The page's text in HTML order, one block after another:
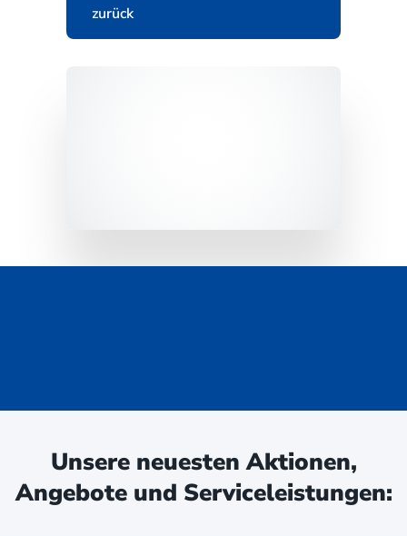
zurück
Unsere neuesten Aktionen,
Angebote und Serviceleistungen: